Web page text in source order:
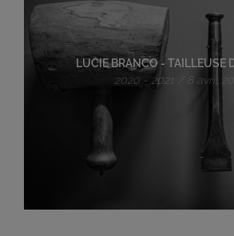
LUCIE BRANCO - TAILLEUSE
2020 - 2021 / 8 avril